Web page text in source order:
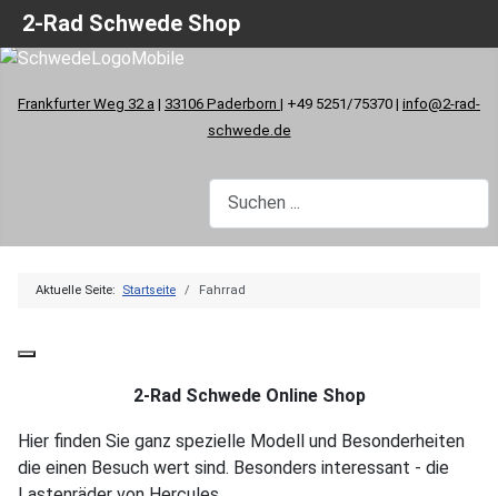
Frankfurter Weg 32 a | 33106 Paderborn | +49 5251/75370 | info@2-rad-
schwede.de
Aktuelle Seite: Startseite Fahrrad
2-Rad Schwede Online Shop
Hier finden Sie ganz spezielle Modell und Besonderheiten
die einen Besuch wert sind. Besonders interessant - die
2-Rad Schwede Shop